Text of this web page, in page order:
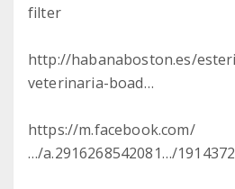
filter
http://habanaboston.es/
veterinaria-boad…
https://m.facebook.com/
…/a.2916268542081…/